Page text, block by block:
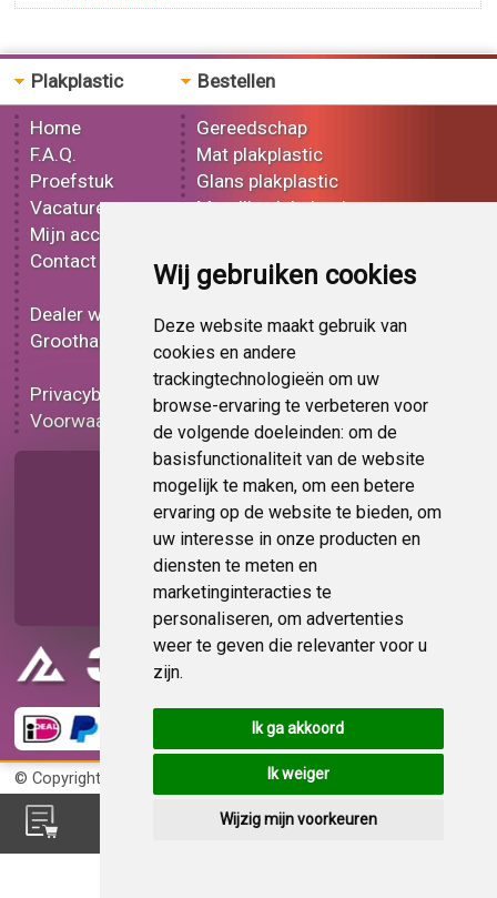
Wij gebruiken cookies
Deze website maakt gebruik van
cookies en andere
trackingtechnologieën om uw
browse-ervaring te verbeteren voor
de volgende doeleinden: om de
basisfunctionaliteit van de website
mogelijk te maken, om een betere
ervaring op de website te bieden, om
uw interesse in onze producten en
diensten te meten en
marketinginteracties te
personaliseren, om advertenties
weer te geven die relevanter voor u
zijn.
Ik ga akkoord
Ik weiger
Wijzig mijn voorkeuren
Plakplastic
Home
F.A.Q.
Proefstuk
Vacatures
Mijn account
Contact
Dealer worden
Groothandel
Privacybeleid
Voorwaarden
Bestellen
Gereedschap
Mat plakplastic
Glans plakplastic
Metallic plakplastic
Effect plakplastic
Bedrukt plakplastic
Carbon plakplastic
Lampen folie
Functionele folie
Plakplastic korting
Op bestelling
Pagina delen
© Copyright 2026